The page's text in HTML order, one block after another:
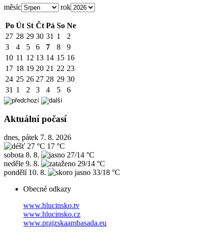
měsíc rok
Po Út St Čt Pá So Ne
27 28 29 30 31 1
2
3
4 5 6 7 8
9
10 11 12 13 14 15 16
17 18 19 20 21 22 23
24 25 26 27 28 29 30
31 1 2 3 4 5 6
Aktuální počasí
dnes, pátek 7. 8. 2026
27 °C 17 °C
sobota 8. 8.
27/14 °C
neděle 9. 8.
29/14 °C
pondělí 10. 8.
33/18 °C
Obecné odkazy
www.hlucinsko.tv
www.hlucinsko.cz
www.prajzskaambasada.eu